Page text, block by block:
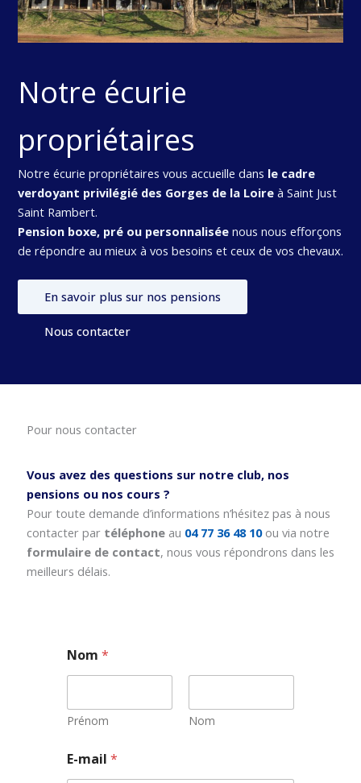
Notre écurie
propriétaires
Notre écurie propriétaires vous accueille dans le cadre
verdoyant privilégié des Gorges de la Loireà Saint Just
Saint Rambert.
Pension boxe, pré ou personnaliséenous nous efforçons
de répondre au mieux à vos besoins et ceux de vos chevaux.
En savoir plus sur nos pensions
Nous contacter
Pour nous contacter
Vous avez des questions sur notre club, nos
pensions ou nos cours ?
Pour toute demande d’informations n’hésitez pas à nous
contacter par téléphoneau 04 77 36 48 10 ou via notre
formulaire de contact, nous vous répondrons dans les
meilleurs délais.
Nom*
Prénom Nom
o
m
E-mail*